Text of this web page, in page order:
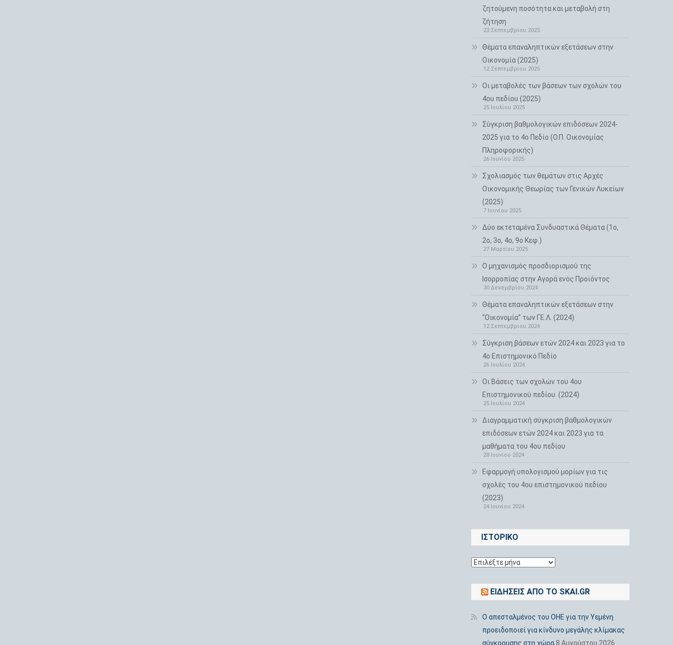
ζητούμενη ποσότητα και μεταβολή στη
ζήτηση
23 Σεπτεμβρίου 2025
Θέματα επαναληπτικών εξετάσεων στην
Οικονομία (2025)
12 Σεπτεμβρίου 2025
Οι μεταβολές των βάσεων των σχολών του
4ου πεδίου (2025)
25 Ιουλίου 2025
Σύγκριση βαθμολογικών επιδόσεων 2024-
2025 για το 4ο Πεδίο (Ο.Π. Οικονομίας
Πληροφορικής)
26 Ιουνίου 2025
Σχολιασμός των θεμάτων στις Αρχές
Οικονομικής Θεωρίας των Γενικών Λυκείων
(2025)
7 Ιουνίου 2025
Δύο εκτεταμένα Συνδυαστικά Θέματα (1ο,
2ο, 3ο, 4ο, 9ο Κεφ.)
27 Μαρτίου 2025
Ο μηχανισμός προσδιορισμού της
Ισορροπίας στην Αγορά ενός Προϊόντος
30 Δεκεμβρίου 2024
Θέματα επαναληπτικών εξετάσεων στην
“Οικονομία” των ΓΕ.Λ. (2024)
12 Σεπτεμβρίου 2024
Σύγκριση βάσεων ετών 2024 και 2023 για το
4ο Επιστημονικό Πεδίο
26 Ιουλίου 2024
Οι Βάσεις των σχολών του 4ου
Επιστημονικού πεδίου. (2024)
25 Ιουλίου 2024
Διαγραμματική σύγκριση βαθμολογικών
επιδόσεων ετών 2024 και 2023 για τα
μαθήματα του 4ου πεδίου
28 Ιουνίου 2024
Εφαρμογή υπολογισμού μορίων για τις
σχολές του 4ου επιστημονικού πεδίου
(2023)
24 Ιουνίου 2024
ΙΣΤΟΡΙΚΌ
Ιστορικό
ΕΙΔΉΣΕΙΣ ΑΠΌ ΤΟ SKAI.GR
Ο απεσταλμένος του ΟΗΕ για την Υεμένη
προειδοποιεί για κίνδυνο μεγάλης κλίμακας
σύγκρουσης στη χώρα 8 Αυγούστου 2026